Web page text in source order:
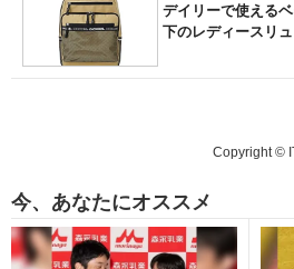
デイリーで使える
下のレディースリ
Copyright ©
今、あなたにオススメ